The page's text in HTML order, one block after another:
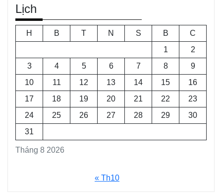
Lịch
Tháng 8 2026
H B T N S B
C
1
2
3
4 5 6 7 8
9
10
11 12 13 14 15
16
17
18 19 20 21 22
23
24
25 26 27 28 29
30
31
« Th10